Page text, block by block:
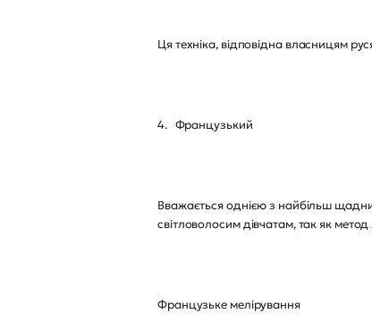
Ця техніка, відповідна власницям
4. Французький
Вважається однією з найбільш
світловолосим дівчатам, так як
Французьке мелірування